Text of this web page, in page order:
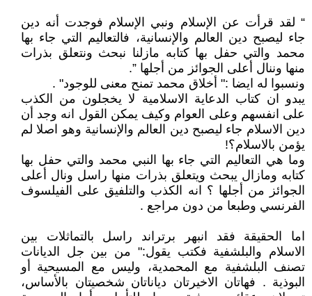
“ لقد قرأت عن الإسلام ونبي الإسلام فوجدت أنه دين
جاء ليصبح دين العالم والإنسانية، فالتعاليم التي جاء بها
محمد والتي حفل بها كتابه مازلنا نبحث ونتعلق بذرات
منها وننال أعلى الجوائز من أجلها ”.
ونسبوا له ايضا :" أخلاق محمد تمنح معنى للوجود" .
يبدو ان كتاب الدعاية الاسلامية لا يخجلون من الكذب
على انفسهم وعلى العوام وكيف يمكن القول انه وجد أن
دين الاسلام جاء ليصبح دين العالم والإنسانية وهو اصلا لم
يؤمن بالاسلام؟!
وما هي التعاليم التي جاء بها النبي محمد والتي حفل بها
كتابه ومازال يبحث ويتعلق بذرات منها راسل ونال أعلى
الجوائز من أجلها ؟ انه الكذب والتلفيق على الفيلسوف
الفرنسي وطبعا من دون مراجع .
اما الحقيقة فقد انبهر برتراند راسل بالتماثلات بين
الاسلام والبلشفية فكتب يقول:" من بين جل الديانات
تصنف البلشفية مع المحمدية، وليس مع المسيحية أو
البوذية . فهاتان الاخيرتان دياناتان شخصيتان بالأساس،